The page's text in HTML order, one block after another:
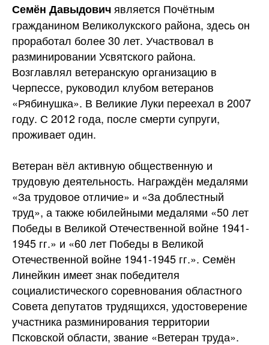
Семён Давыдович является Почётным
гражданином Великолукского района, здесь он
проработал более 30 лет. Участвовал в
разминировании Усвятского района.
Возглавлял ветеранскую организацию в
Черпессе, руководил клубом ветеранов
«Рябинушка». В Великие Луки переехал в 2007
году. С 2012 года, после смерти супруги,
проживает один.
Ветеран вёл активную общественную и
трудовую деятельность. Награждён медалями
«За трудовое отличие» и «За доблестный
труд», а также юбилейными медалями «50 лет
Победы в Великой Отечественной войне 1941-
1945 гг.» и «60 лет Победы в Великой
Отечественной войне 1941-1945 гг.». Семён
Линейкин имеет знак победителя
социалистического соревнования областного
Совета депутатов трудящихся, удостоверение
участника разминирования территории
Псковской области, звание «Ветеран труда».